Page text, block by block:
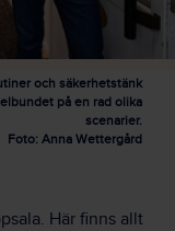
och säkerhetstänk
på en rad olika
scenarier.
Foto: Anna Wettergård
Här finns allt